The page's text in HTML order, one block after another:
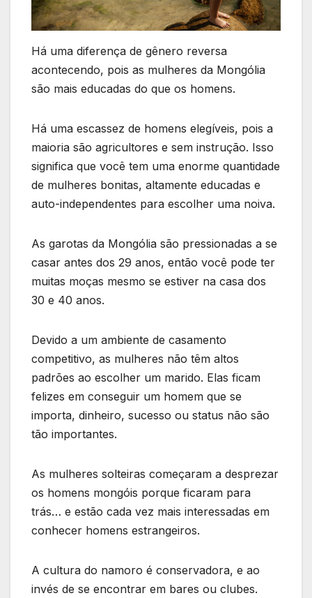
Há uma diferença de gênero reversa
acontecendo, pois as mulheres da Mongólia
são mais educadas do que os homens.
Há uma escassez de homens elegíveis, pois a
maioria são agricultores e sem instrução. Isso
significa que você tem uma enorme quantidade
de mulheres bonitas, altamente educadas e
auto-independentes para escolher uma noiva.
As garotas da Mongólia são pressionadas a se
casar antes dos 29 anos, então você pode ter
muitas moças mesmo se estiver na casa dos
30 e 40 anos.
Devido a um ambiente de casamento
competitivo, as mulheres não têm altos
padrões ao escolher um marido. Elas ficam
felizes em conseguir um homem que se
importa, dinheiro, sucesso ou status não são
tão importantes.
As mulheres solteiras começaram a desprezar
os homens mongóis porque ficaram para
trás… e estão cada vez mais interessadas em
conhecer homens estrangeiros.
A cultura do namoro é conservadora, e ao
invés de se encontrar em bares ou clubes.